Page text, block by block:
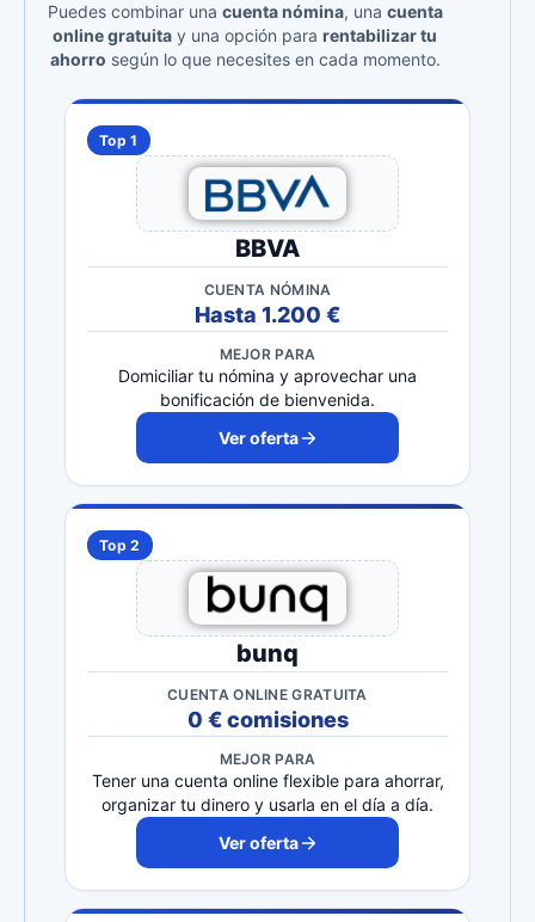
Puedes combinar una cuenta nómina, una cuenta
online gratuita y una opción para rentabilizar tu
ahorro según lo que necesites en cada momento.
Top 1
BBVA
CUENTA NÓMINA
Hasta 1.200 €
MEJOR PARA
Domiciliar tu nómina y aprovechar una
bonificación de bienvenida.
Ver oferta
Top 2
bunq
CUENTA ONLINE GRATUITA
0 € comisiones
MEJOR PARA
Tener una cuenta online flexible para ahorrar,
organizar tu dinero y usarla en el día a día.
Ver oferta